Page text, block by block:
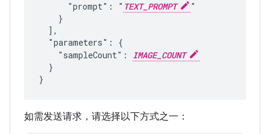
      "prompt": "
TEXT_PROMPT
"
    }
  ],
  "parameters": {
    "sampleCount":
IMAGE_COUNT
  }
如需发送请求，请选择以下方式之一：